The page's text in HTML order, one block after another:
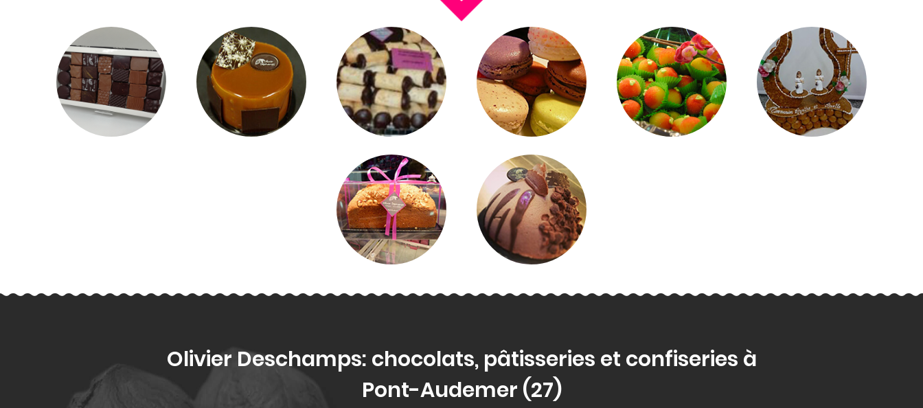
Olivier Deschamps: chocolats, pâtisseries et confiseries à
Pont-Audemer (27)